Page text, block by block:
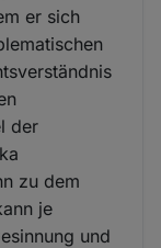
er sich
der
zu dem
je
und